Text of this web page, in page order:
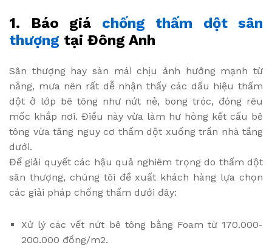
1. Báo giá chống thấm dột sân
thượng tại Đông Anh
Sân thượng hay sàn mái chịu ảnh hưởng mạnh từ
nắng, mưa nên rất dễ nhận thấy các dấu hiệu thấm
dột ở lớp bê tông như nứt nẻ, bong tróc, đóng rêu
mốc khắp nơi. Điều này vừa làm hư hỏng kết cấu bê
tông vừa tăng nguy cơ thấm dột xuống trần nhà tầng
dưới.
Để giải quyết các hậu quả nghiêm trọng do thấm dột
sân thượng, chúng tôi đề xuất khách hàng lựa chọn
các giải pháp chống thấm dưới đây:
Xử lý các vết nứt bê tông bằng Foam từ 170.000-
200.000 đồng/m2.